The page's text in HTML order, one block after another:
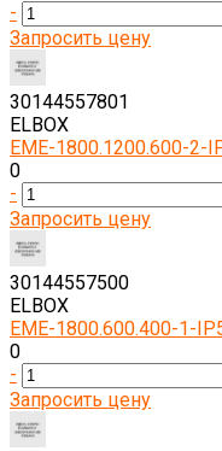
-
Запросить цену
30144557801
ELBOX
EME-1800.1200.600-2-
0
-
Запросить цену
30144557500
ELBOX
EME-1800.600.400-1-
0
-
Запросить цену